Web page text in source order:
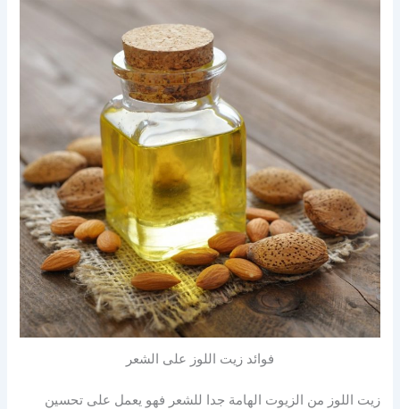
فوائد زيت اللوز على الشعر
زيت اللوز من الزيوت الهامة جدا للشعر فهو يعمل على تحسين